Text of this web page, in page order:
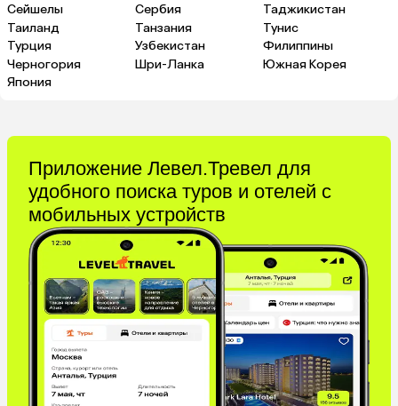
Сейшелы
Сербия
Таджикистан
Таиланд
Танзания
Тунис
Турция
Узбекистан
Филиппины
Черногория
Шри-Ланка
Южная Корея
Япония
Приложение Левел.Тревел для
удобного поиска туров и отелей с
мобильных устройств